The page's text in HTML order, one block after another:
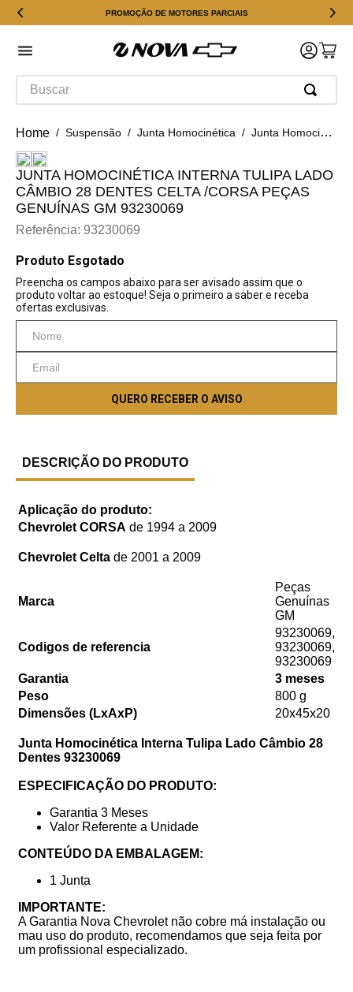
PROMOÇÃO DE MOTORES PARCIAIS
Buscar
Suspensão Junta Homocinética Junta Homocinética Interna Tulipa Lado Câmbio 28 Dentes Celta /corsa Peças Genuínas GM 93230069
JUNTA HOMOCINÉTICA INTERNA TULIPA LADO
CÂMBIO 28 DENTES CELTA /CORSA PEÇAS
GENUÍNAS GM 93230069
Referência: 93230069
DESCRIÇÃO DO PRODUTO
Aplicação do produto:
Chevrolet CORSA de 1994 a 2009
Chevrolet Celta de 2001 a 2009
Marca
Peças
Genuínas
GM
Codigos de referencia
93230069,
93230069,
93230069
Garantia
3 meses
Peso
800 g
Dimensões (LxAxP)
20x45x20
Junta Homocinética Interna Tulipa Lado Câmbio 28
Dentes 93230069
ESPECIFICAÇÃO DO PRODUTO:
Garantia 3 Meses
Valor Referente a Unidade
CONTEÚDO DA EMBALAGEM:
1 Junta
IMPORTANTE:
A Garantia Nova Chevrolet não cobre má instalação ou
mau uso do produto, recomendamos que seja feita por
um profissional especializado.